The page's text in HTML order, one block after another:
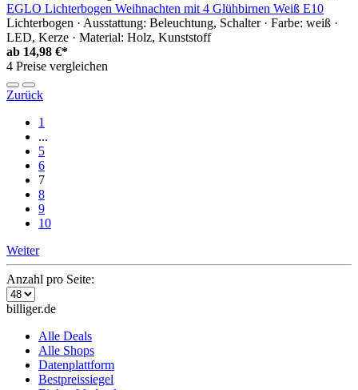
EGLO Lichterbogen Weihnachten mit 4 Glühbirnen Weiß E10
Lichterbogen · Ausstattung: Beleuchtung, Schalter · Farbe: weiß ·
LED, Kerze · Material: Holz, Kunststoff
ab 14,98 €*
4 Preise vergleichen
Zurück
1
...
5
6
7
8
9
10
Weiter
Anzahl pro Seite:
billiger.de
Alle Deals
Alle Shops
Datenplattform
Bestpreissiegel